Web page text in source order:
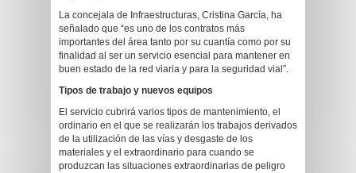
La concejala de Infraestructuras, Cristina García, ha
señalado que “es uno de los contratos más
importantes del área tanto por su cuantía como por su
finalidad al ser un servicio esencial para mantener en
buen estado de la red viaria y para la seguridad vial”.
Tipos de trabajo y nuevos equipos
El servicio cubrirá varios tipos de mantenimiento, el
ordinario en el que se realizarán los trabajos derivados
de la utilización de las vías y desgaste de los
materiales y el extraordinario para cuando se
produzcan las situaciones extraordinarias de peligro